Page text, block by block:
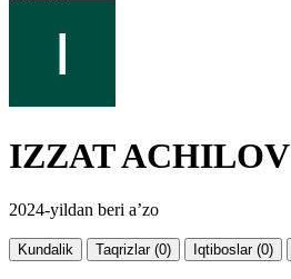
IZZAT ACHILOV
2024-yildan beri a’zo
Kundalik Taqrizlar (0) Iqtiboslar (0)